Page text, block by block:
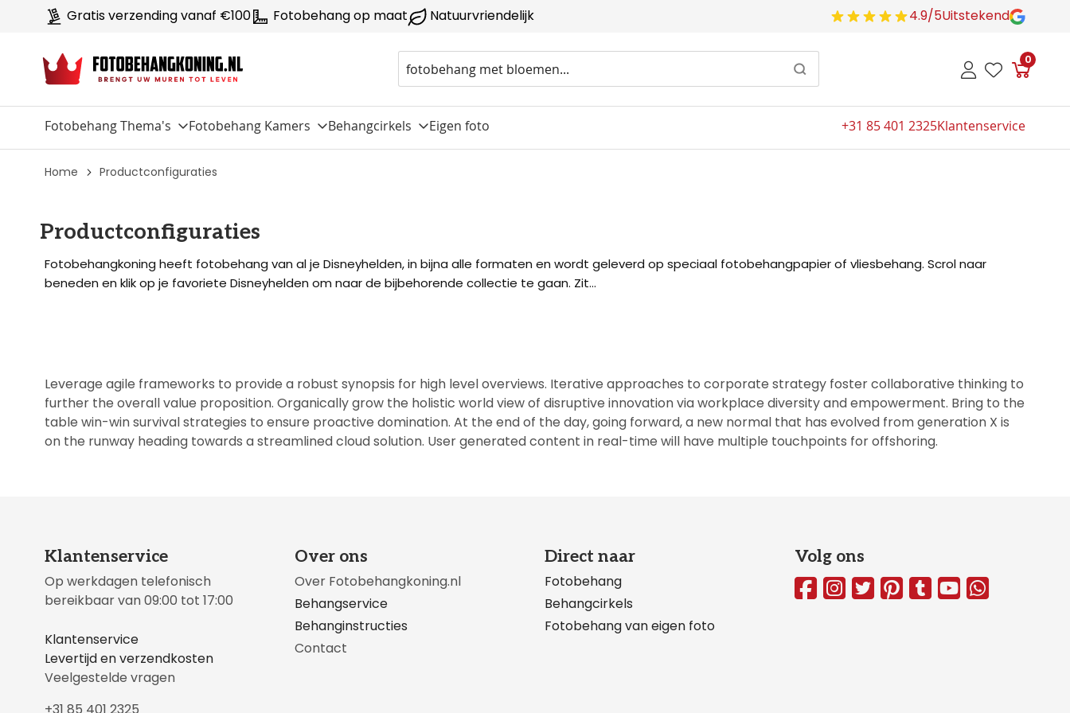
Gratis verzending vanaf €100 Fotobehang op maat Natuurvriendelijk 4.9/5Uitstekend
0
Fotobehang Thema's Fotobehang Kamers Behangcirkels Eigen foto +31 85 401 2325Klantenservice
Home Productconfiguraties
Productconfiguraties
Fotobehangkoning heeft fotobehang van al je Disneyhelden, in bijna alle formaten en wordt geleverd op speciaal fotobehangpapier of vliesbehang. Scrol naar
beneden en klik op je favoriete Disneyhelden om naar de bijbehorende collectie te gaan. Zit...
Leverage agile frameworks to provide a robust synopsis for high level overviews. Iterative approaches to corporate strategy foster collaborative thinking to
further the overall value proposition. Organically grow the holistic world view of disruptive innovation via workplace diversity and empowerment. Bring to the
table win-win survival strategies to ensure proactive domination. At the end of the day, going forward, a new normal that has evolved from generation X is
on the runway heading towards a streamlined cloud solution. User generated content in real-time will have multiple touchpoints for offshoring.
Klantenservice
Op werkdagen telefonisch
bereikbaar van 09:00 tot 17:00
Klantenservice
Levertijd en verzendkosten
Veelgestelde vragen
Over ons
Over Fotobehangkoning.nl
Behangservice
Behanginstructies
Contact
Direct naar
Fotobehang
Behangcirkels
Fotobehang van eigen foto
Volg ons